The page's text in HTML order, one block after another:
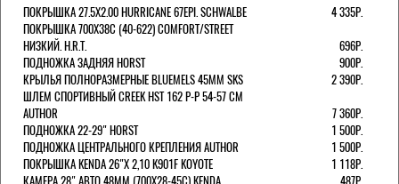
ПОКРЫШКА 27.5X2.00 HURRICANE 67EPI. SCHWALBE
4 335Р.
ПОКРЫШКА 700X38С (40-622) COMFORT/STREET
НИЗКИЙ. H.R.T.
696Р.
ПОДНОЖКА ЗАДНЯЯ HORST
900Р.
КРЫЛЬЯ ПОЛНОРАЗМЕРНЫЕ BLUEMELS 45MM SKS
2 390Р.
ШЛЕМ СПОРТИВНЫЙ CREEK HST 162 Р-Р 54-57 СМ
AUTHOR
7 360Р.
ПОДНОЖКА 22-29" HORST
1 500Р.
ПОДНОЖКА ЦЕНТРАЛЬНОГО КРЕПЛЕНИЯ AUTHOR
1 500Р.
ПОКРЫШКА KENDA 26"Х 2,10 K901F KOYOTE
1 118Р.
КАМЕРА 28" АВТО 48ММ (700Х28-45С) KENDA
487Р.